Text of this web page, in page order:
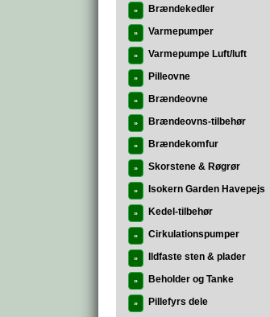
» Brændekedler
» Varmepumper
» Varmepumpe Luft/luft
» Pilleovne
» Brændeovne
» Brændeovns-tilbehør
» Brændekomfur
» Skorstene & Røgrør
» Isokern Garden Havepejs
» Kedel-tilbehør
» Cirkulationspumper
» Ildfaste sten & plader
» Beholder og Tanke
» Pillefyrs dele